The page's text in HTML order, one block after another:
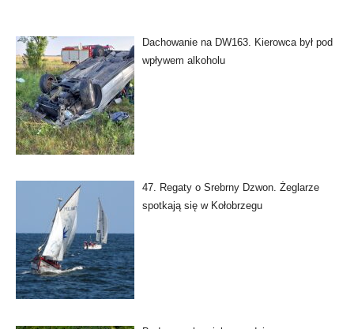
Dachowanie na DW163. Kierowca był pod
wpływem alkoholu
47. Regaty o Srebrny Dzwon. Żeglarze
spotkają się w Kołobrzegu